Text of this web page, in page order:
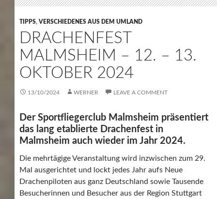
TIPPS, VERSCHIEDENES AUS DEM UMLAND
DRACHENFEST
MALMSHEIM – 12. – 13.
OKTOBER 2024
13/10/2024 WERNER LEAVE A COMMENT
Der Sportfliegerclub Malmsheim präsentiert
das lang etablierte Drachenfest in
Malmsheim auch wieder im Jahr 2024.
Die mehrtägige Veranstaltung wird inzwischen zum 29.
Mal ausgerichtet und lockt jedes Jahr aufs Neue
Drachenpiloten aus ganz Deutschland sowie Tausende
Besucherinnen und Besucher aus der Region Stuttgart